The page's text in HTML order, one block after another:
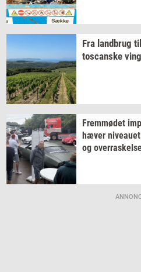
Fra land­brug til
toscan­ske
Frem­mø­det
hæver ni­veau­et
og